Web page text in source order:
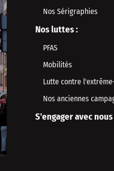
Nos Sérigraphies
Nos luttes :
PFAS
Mobilités
Lutte contre
Nos anciennes
S'engager avec nous